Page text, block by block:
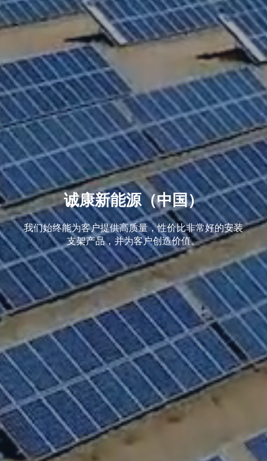
诚康新能源（中国）
我们始终能为客户提供高质量，性价比非常好的安装
支架产品，并为客户创造价值。